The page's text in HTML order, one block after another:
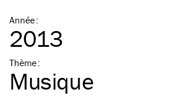
Année:
2013
Thème:
Musique